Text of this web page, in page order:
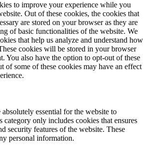
to improve your experience while you
Out of these cookies, the cookies that
are stored on your browser as they are
of basic functionalities of the website. We
that help us analyze and understand how
cookies will be stored in your browser
You also have the option to opt-out of these
of some of these cookies may have an effect
absolutely essential for the website to
only includes cookies that ensures
security features of the website. These
personal information.